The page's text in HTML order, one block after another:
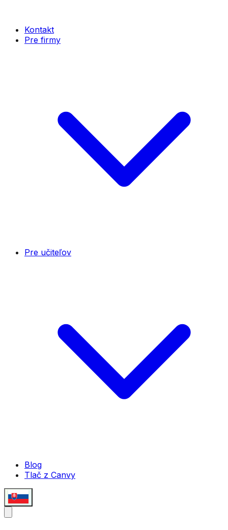
Kontakt
Pre firmy
Pre učiteľov
Blog
Tlač z Canvy